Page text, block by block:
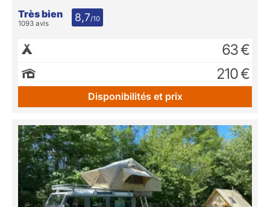
Très bien
1093 avis 8,7/10
63 €
210 €
Disponibilités et prix